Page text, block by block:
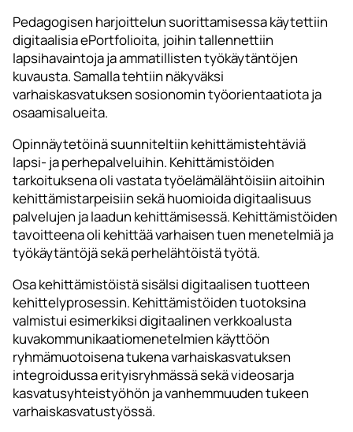
Pedagogisen harjoittelun suorittamisessa käytettiin
digitaalisia ePortfolioita, joihin tallennettiin
lapsihavaintoja ja ammatillisten työkäytäntöjen
kuvausta. Samalla tehtiin näkyväksi
varhaiskasvatuksen sosionomin työorientaatiota ja
osaamisalueita.
Opinnäytetöinä suunniteltiin kehittämistehtäviä
lapsi- ja perhepalveluihin. Kehittämistöiden
tarkoituksena oli vastata työelämälähtöisiin aitoihin
kehittämistarpeisiin sekä huomioida digitaalisuus
palvelujen ja laadun kehittämisessä. Kehittämistöiden
tavoitteena oli kehittää varhaisen tuen menetelmiä ja
työkäytäntöjä sekä perhelähtöistä työtä.
Osa kehittämistöistä sisälsi digitaalisen tuotteen
kehittelyprosessin. Kehittämistöiden tuotoksina
valmistui esimerkiksi digitaalinen verkkoalusta
kuvakommunikaatiomenetelmien käyttöön
ryhmämuotoisena tukena varhaiskasvatuksen
integroidussa erityisryhmässä sekä videosarja
kasvatusyhteistyöhön ja vanhemmuuden tukeen
varhaiskasvatustyössä.